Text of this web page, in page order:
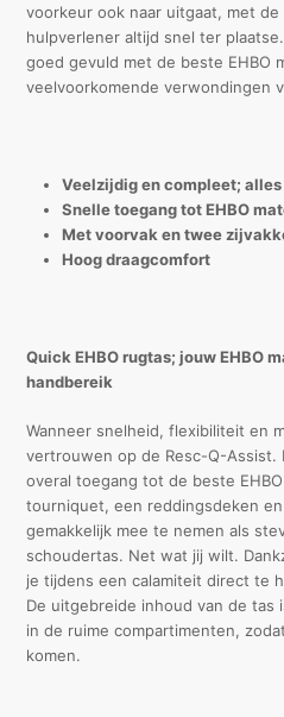
voorkeur ook naar uitgaat, met
hulpverlener altijd snel ter
goed gevuld met de beste EHBO
veelvoorkomende verwondingen
Veelzijdig en compleet; alles
Snelle toegang tot EHBO
Met voorvak en twee
Hoog draagcomfort
Quick EHBO rugtas; jouw EHBO
handbereik
Wanneer snelheid, flexibiliteit en
vertrouwen op de Resc-Q-Assist.
overal toegang tot de beste
tourniquet, een reddingsdeken
gemakkelijk mee te nemen als
schoudertas. Net wat jij wilt.
je tijdens een calamiteit direct te
De uitgebreide inhoud van de tas
in de ruime compartimenten,
komen.